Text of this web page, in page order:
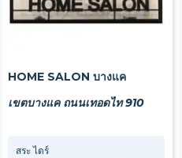
HOME SALON บางแค
เขตบางแค ถนนเทอดไท 910
สระ ไดร์